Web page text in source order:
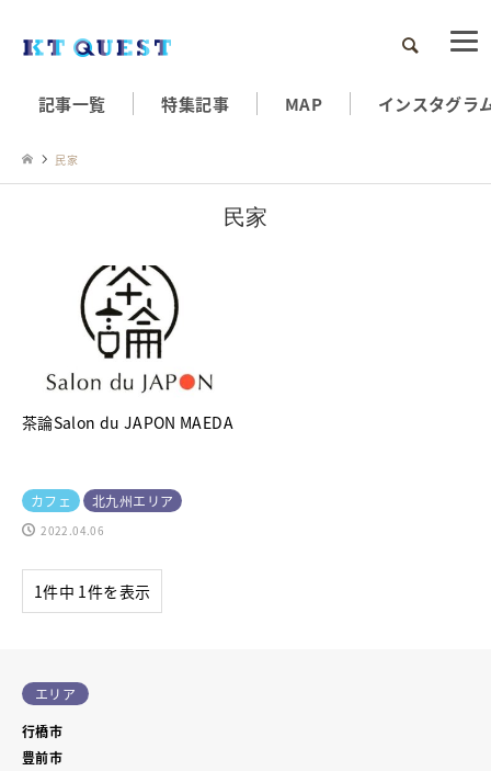
検索
記事一覧 特集記事 MAP インスタグラ
民家
民家
茶論Salon du JAPON MAEDA
カフェ 北九州エリア
2022.04.06
1件中 1件を表示
エリア
行橋市
豊前市